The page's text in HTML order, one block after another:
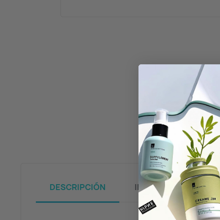
DESCRIPCIÓN INFORMACIÓN